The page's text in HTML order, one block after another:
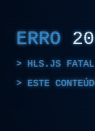
ERRO
HLS.JS FATAL
ESTE